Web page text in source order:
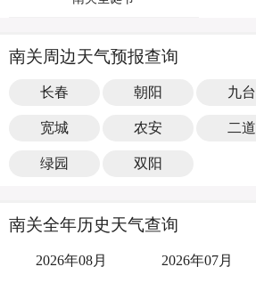
南关周边天气预报查询
长春 朝阳 九台
宽城 农安 二道
绿园 双阳
南关全年历史天气查询
2026年08月 2026年07月